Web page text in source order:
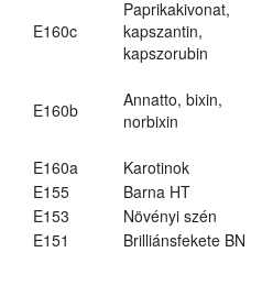
E160c
Paprikakivonat,
kapszantin,
kapszorubin
E160b
Annatto, bixin,
norbixin
E160a
Karotinok
E155
Barna HT
E153
Növényi szén
E151
Brilliánsfekete BN